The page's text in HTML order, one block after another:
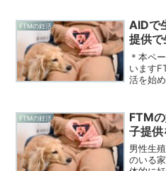
FTMの妊活
AIDで
提供
＊本ペ
います
活を始
与える
ら第三
FTMの妊活
FTM
子提
男性生
のいる